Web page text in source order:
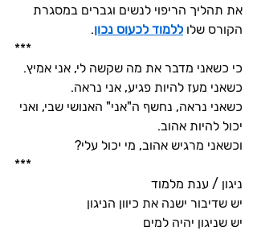
את תהליך הריפוי לנשים וגברים במסגרת
הקורס שלו ללמוד לכעוס נכון.
***
כי כשאני מדבר את מה שקשה לי, אני אמיץ.
כשאני מעז להיות פגיע, אני נראה.
כשאני נראה, נחשף ה"אני" האנושי שבי, ואני
יכול להיות אהוב.
וכשאני מרגיש אהוב, מי יכול עלי?
***
ניגון / ענת מלמוד
יש שדיבור ישנה את כיוון הניגון
יש שניגון יהיה למים